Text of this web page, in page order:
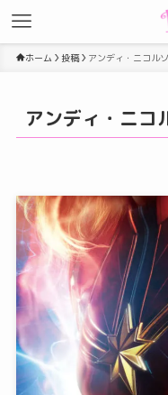
ホーム 投稿 アンディ・ニコル
アンディ・ニコ